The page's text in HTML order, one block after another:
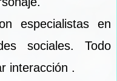
especialistas en
sociales. Todo
interacción .